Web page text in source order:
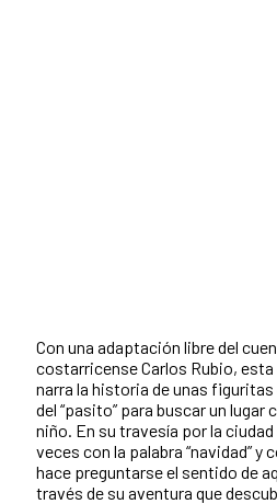
Con una adaptación libre del
costarricense Carlos Rubio,
narra la historia de unas
del “pasito” para buscar un lugar
niño. En su travesía por la
veces con la palabra “navidad” y
hace preguntarse el sentido de
través de su aventura que